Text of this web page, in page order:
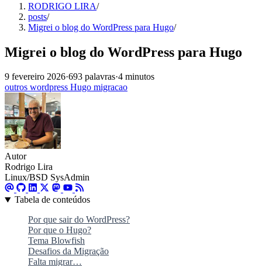
RODRIGO LIRA/
posts/
Migrei o blog do WordPress para Hugo/
Migrei o blog do WordPress para Hugo
9 fevereiro 2026·693 palavras·4 minutos
outros wordpress Hugo migracao
Autor
Rodrigo Lira
Linux/BSD SysAdmin
Tabela de conteúdos
Por que sair do WordPress?
Por que o Hugo?
Tema Blowfish
Desafios da Migração
Falta migrar…